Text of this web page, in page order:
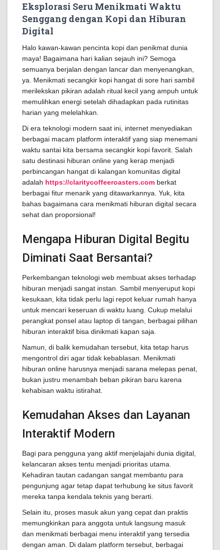
Eksplorasi Seru Menikmati Waktu
Senggang dengan Kopi dan Hiburan
Digital
Halo kawan-kawan pencinta kopi dan penikmat dunia
maya! Bagaimana hari kalian sejauh ini? Semoga
semuanya berjalan dengan lancar dan menyenangkan,
ya. Menikmati secangkir kopi hangat di sore hari sambil
merilekskan pikiran adalah ritual kecil yang ampuh untuk
memulihkan energi setelah dihadapkan pada rutinitas
harian yang melelahkan.
Di era teknologi modern saat ini, internet menyediakan
berbagai macam platform interaktif yang siap menemani
waktu santai kita bersama secangkir kopi favorit. Salah
satu destinasi hiburan online yang kerap menjadi
perbincangan hangat di kalangan komunitas digital
adalah https://claritycoffeeroasters.com berkat
berbagai fitur menarik yang ditawarkannya. Yuk, kita
bahas bagaimana cara menikmati hiburan digital secara
sehat dan proporsional!
Mengapa Hiburan Digital Begitu
Diminati Saat Bersantai?
Perkembangan teknologi web membuat akses terhadap
hiburan menjadi sangat instan. Sambil menyeruput kopi
kesukaan, kita tidak perlu lagi repot keluar rumah hanya
untuk mencari keseruan di waktu luang. Cukup melalui
perangkat ponsel atau laptop di tangan, berbagai pilihan
hiburan interaktif bisa dinikmati kapan saja.
Namun, di balik kemudahan tersebut, kita tetap harus
mengontrol diri agar tidak kebablasan. Menikmati
hiburan online harusnya menjadi sarana melepas penat,
bukan justru menambah beban pikiran baru karena
kehabisan waktu istirahat.
Kemudahan Akses dan Layanan
Interaktif Modern
Bagi para pengguna yang aktif menjelajahi dunia digital,
kelancaran akses tentu menjadi prioritas utama.
Kehadiran tautan cadangan sangat membantu para
pengunjung agar tetap dapat terhubung ke situs favorit
mereka tanpa kendala teknis yang berarti.
Selain itu, proses masuk akun yang cepat dan praktis
memungkinkan para anggota untuk langsung masuk
dan menikmati berbagai menu interaktif yang tersedia
dengan aman. Di dalam platform tersebut, berbagai